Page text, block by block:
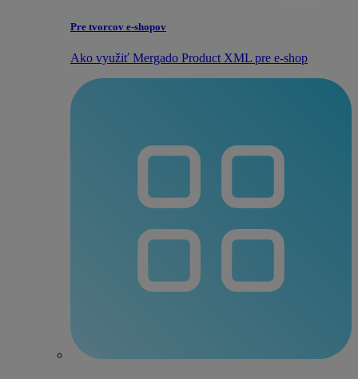
Pre tvorcov e‑shopov
Ako využiť Mergado Product XML pre e‑shop